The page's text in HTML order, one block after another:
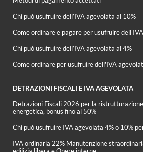
Chi può usufruire dell’IVA agevolata al 10%
Come ordinare e pagare per usufruire
Chi può usufruire dell’IVA agevolata al 4%
Come ordinare per usufruire dell'IVA
DETRAZIONI FISCALI E IVA AGEVOLATA
Detrazioni Fiscali 2026 per la
energetica, bonus fino al 50%
Chi può usufruire IVA agevolata 4% o 10%
IVA ordinaria 22% Manutenzione